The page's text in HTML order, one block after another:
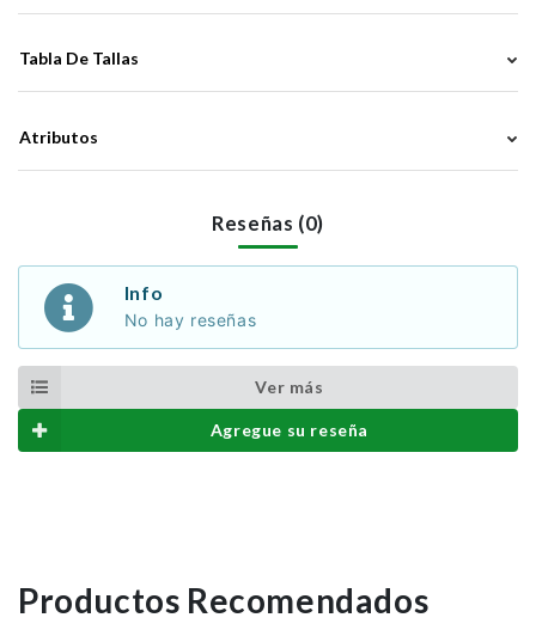
Tabla De Tallas
Atributos
Reseñas (0)
Info
No hay reseñas
Ver más
Agregue su reseña
Productos Recomendados